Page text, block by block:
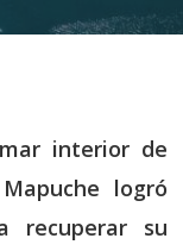
interior de
logró
recuperar su